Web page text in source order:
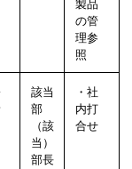
製品
の管
理参
照
該当
部
（該
当）
部長
・社
内打
合せ